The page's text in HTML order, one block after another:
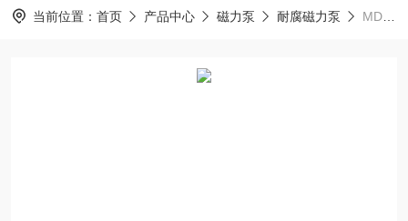
当前位置： 首页 产品中心 磁力泵 耐腐磁力泵 MDH系列小型磁力泵